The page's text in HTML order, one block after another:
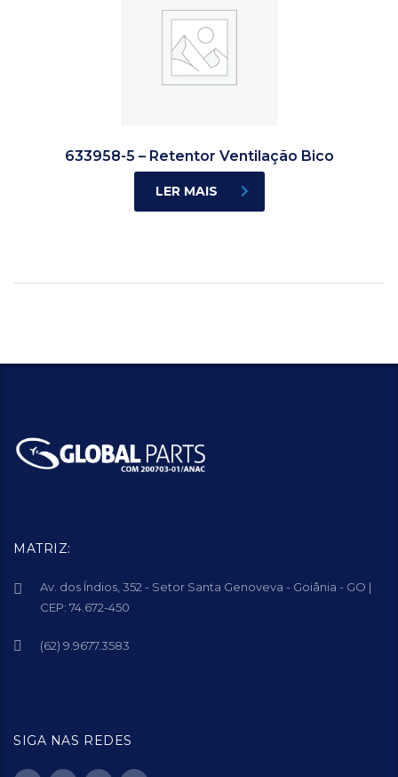
633958-5 – Retentor Ventilação Bico
LER MAIS
MATRIZ:
Av. dos Índios, 352 - Setor Santa Genoveva - Goiânia - GO |
CEP: 74.672-450
(62) 9.9677.3583
SIGA NAS REDES